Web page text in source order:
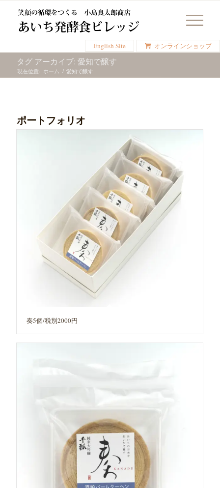
English Site オンラインショップ
タグ アーカイブ: 愛知で醸す
現在位置: ホーム / 愛知で醸す
ポートフォリオ
奏5個/税別2000円